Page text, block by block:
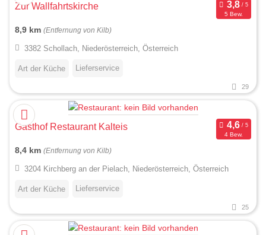
Zur Wallfahrtskirche
5 Bew.
8,9 km (Entfernung von Kilb)
3382 Schollach, Niederösterreich, Österreich
Art der Küche Lieferservice
29
Gasthof Restaurant Kalteis
4 Bew.
8,4 km (Entfernung von Kilb)
3204 Kirchberg an der Pielach, Niederösterreich, Österreich
Art der Küche Lieferservice
25